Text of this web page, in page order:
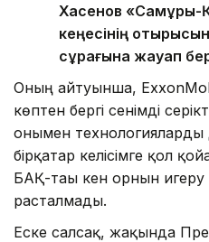
Хасенов «Самұрық-
кеңесінің
сұрағына жауап
Оның айтуынша,
көптен бергі сенімді
онымен
бірқатар келісімге қол
БАҚ-тағы кен орнын
расталмады.
Еске салсақ, жақында